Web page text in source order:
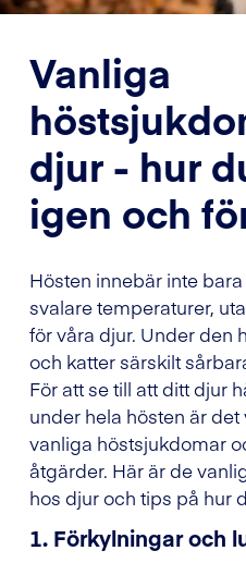
Vanliga
djur - hur
igen och
Hösten innebär inte
svalare temperaturer,
för våra djur. Under den
och katter särskilt
För att se till att ditt djur
under hela hösten är
vanliga höstsjukdomar
åtgärder. Här är de
hos djur och tips på hur
1. Förkylningar och